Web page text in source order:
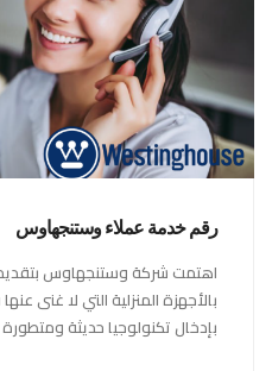
رقم خدمة عملاء وستنجهاوس
اهتمت شركة وستنجهاوس بتقديم
بالأجهزة المنزلية التي لا غنى
بإدخال تكنولوجيا حديثة